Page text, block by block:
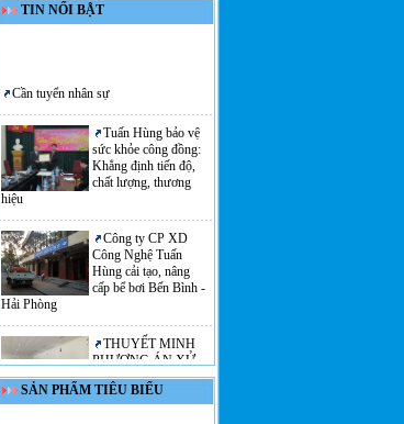
TIN NỔI BẬT
Tuấn Hùng bảo vệ
sức khỏe công đồng:
Khẳng định tiến độ,
chất lượng, thương
hiệu
Công ty CP XD
Công Nghệ Tuấn
Hùng cải tạo, nâng
cấp bể bơi Bến Bình -
Hải Phòng
THUYẾT MINH
PHƯƠNG ÁN XỬ
LÝ NƯỚC SINH
SẢN PHẨM TIÊU BIỂU